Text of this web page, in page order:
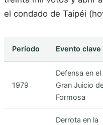
el condado de Taipéi
Período Evento clave
1979
Defensa en el
Gran Juicio
Formosa
Derrota en la